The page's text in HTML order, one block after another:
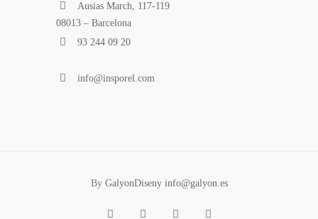
Ausias March, 117-119
08013 – Barcelona
93 244 09 20
info@insporel.com
By GalyonDiseny info@galyon.es